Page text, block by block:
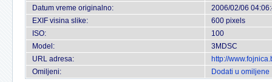
Datum vreme originalno:
2006/02/06
EXIF visina slike:
600 pixels
ISO:
100
Model:
3MDSC
URL adresa:
http://
Omiljeni:
Dodati u omiljene